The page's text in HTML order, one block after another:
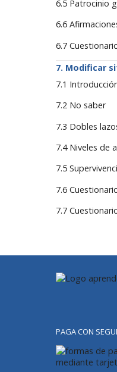
6.5 Patrocinio
6.6
6.7
Modificar
7.1
7.2 No saber
7.3 Dobles
7.4 Niveles de
7.5
7.6
7.7
PAGA CON